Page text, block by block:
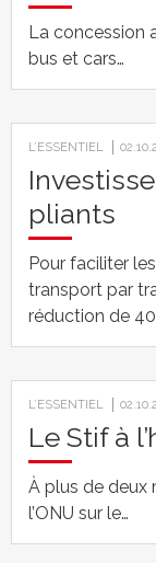
La concession
bus et cars…
L’ESSENTIEL
pliants
Pour faciliter
transport par
réduction de 40
L’ESSENTIEL
Le Stif à
À plus de deux
l’ONU sur le…